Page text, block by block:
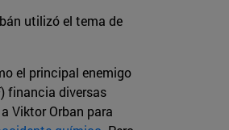
utilizó el tema de
el principal enemigo
financia diversas
Viktor Orban para